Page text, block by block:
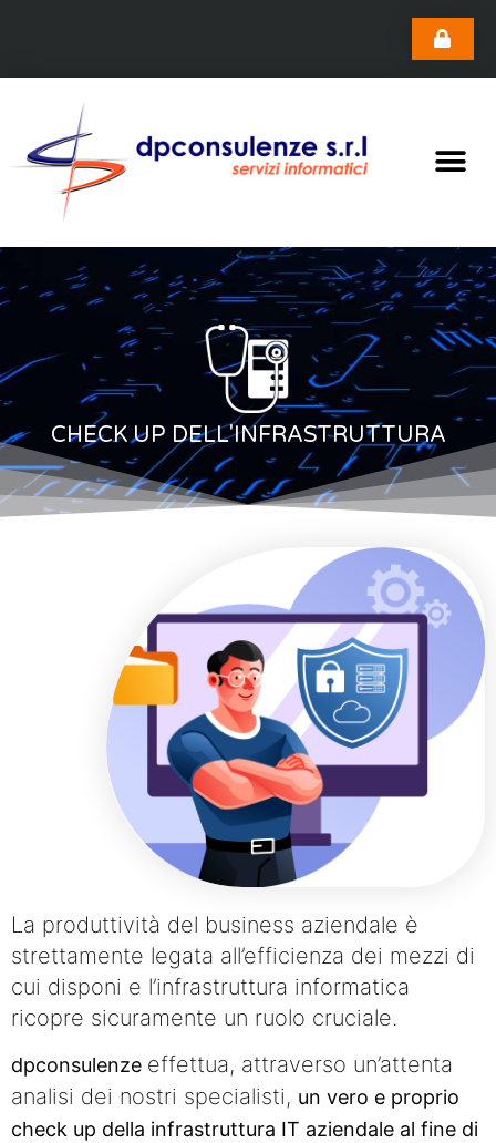
CHECK UP DELL'INFRASTRUTTURA
La produttività del business aziendale è
strettamente legata all’efficienza dei mezzi di
cui disponi e l’infrastruttura informatica
ricopre sicuramente un ruolo cruciale.
dpconsulenze effettua, attraverso un’attenta
analisi dei nostri specialisti, un vero e proprio
check up della infrastruttura IT aziendale al fine di